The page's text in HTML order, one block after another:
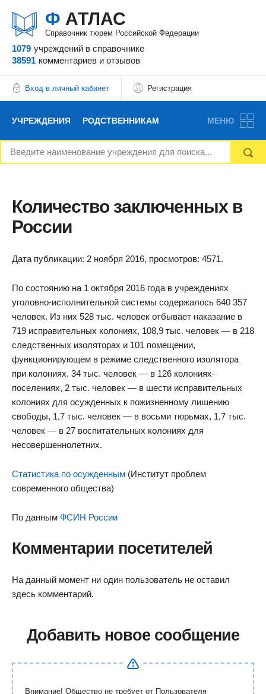
Ф АТЛАС
Справочник тюрем Российской Федерации
1079 учреждений в справочнике
38591 комментариев и отзывов
Вход в личный кабинет Регистрация
УЧРЕЖДЕНИЯ РОДСТВЕННИКАМ
НОВОСТИ БЛОГ АДВОКАТЫ
РЕКЛАМОДАТЕЛЯМ
МЕНЮ
Количество заключенных в
России
Дата публикации: 2 ноября 2016, просмотров: 4571.
По состоянию на 1 октября 2016 года в учреждениях
уголовно-исполнительной системы содержалось 640 357
человек. Из них 528 тыс. человек отбывает наказание в
719 исправительных колониях, 108,9 тыс. человек — в 218
следственных изоляторах и 101 помещении,
функционирующем в режиме следственного изолятора
при колониях, 34 тыс. человек — в 126 колониях-
поселениях, 2 тыс. человек — в шести исправительных
колониях для осужденных к пожизненному лишению
свободы, 1,7 тыс. человек — в восьми тюрьмах, 1,7 тыс.
человек — в 27 воспитательных колониях для
несовершеннолетних.
Статистика по осужденным (Институт проблем
современного общества)
По данным ФСИН России
Комментарии посетителей
На данный момент ни один пользователь не оставил
здесь комментарий.
Добавить новое сообщение
Внимание! Общество не требует от Пользователя